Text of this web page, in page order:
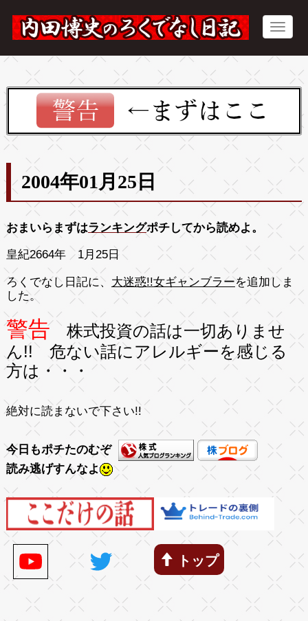
2004年01月25日
おまいらまずはランキングポチしてから読めよ。
皇紀2664年 1月25日
ろくでなし日記に、 大迷惑!!女ギャンブラーを追加しま
した。
警告株式投資の話は一切ありませ
ん!! 危ない話にアレルギーを感じる
方は・・・
絶対に読まないで下さい!!
今日もポチたのむぞ
読み逃げすんなよ
トップ